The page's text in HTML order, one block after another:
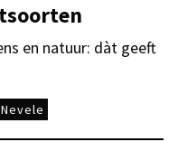
en natuur: dàt geeft
Nevele